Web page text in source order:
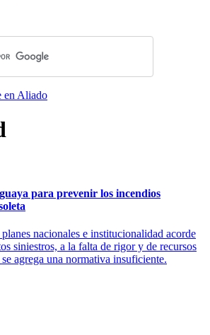
en Aliado
para prevenir los incendios
nacionales e institucionalidad acorde
siniestros, a la falta de rigor y de recursos
agrega una normativa insuficiente.